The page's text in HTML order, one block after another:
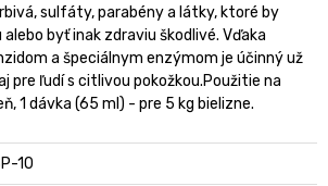
sulfáty, parabény a látky, ktoré by
byť inak zdraviu škodlivé. Vďaka
a špeciálnym enzýmom je účinný už
pre ľudí s citlivou pokožkou.Použitie na
1 dávka (65 ml) - pre 5 kg bielizne.
10